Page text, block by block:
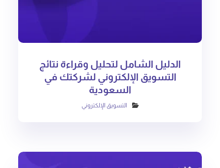
الدليل الشامل لتحليل وقراءة نتائج
التسويق الإلكتروني لشركتك في
السعودية
التسويق الإلكتروني